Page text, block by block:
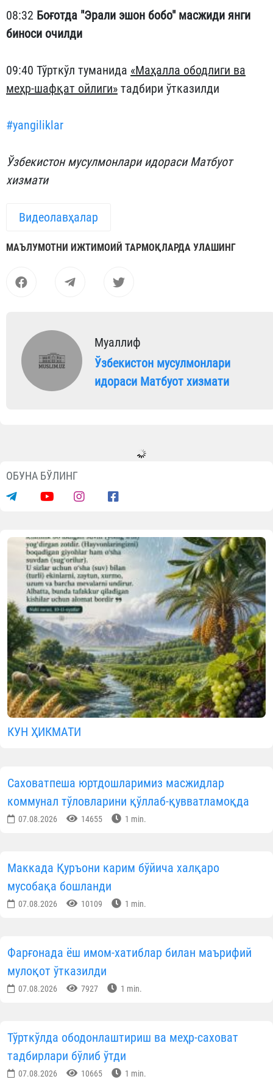
08:32 Боғотда "Эрали эшон бобо" масжиди янги
биноси очилди
09:40 Тўрткўл туманида «Маҳалла ободлиги ва
меҳр-шафқат ойлиги» тадбири ўтказилди
#yangiliklar
Ўзбекистон мусулмонлари идораси Матбуот
хизмати
Видеолавҳалар
МАЪЛУМОТНИ ИЖТИМОИЙ ТАРМОҚЛАРДА УЛАШИНГ
Муаллиф
Ўзбекистон мусулмонлари
идораси Матбуот хизмати
ОБУНА БЎЛИНГ
КУН ҲИКМАТИ
Саховатпеша юртдошларимиз масжидлар
коммунал тўловларини қўллаб-қувватламоқда
07.08.2026 14655 1 min.
Маккада Қуръони карим бўйича халқаро
мусобақа бошланди
07.08.2026 10109 1 min.
Фарғонада ёш имом-хатиблар билан маърифий
мулоқот ўтказилди
07.08.2026 7927 1 min.
Тўрткўлда ободонлаштириш ва меҳр-саховат
тадбирлари бўлиб ўтди
07.08.2026 10665 1 min.